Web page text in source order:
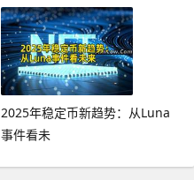
2025年稳定币新趋势：从Luna
事件看未